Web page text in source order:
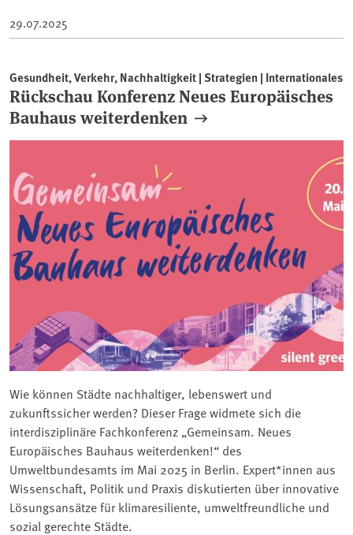
29.07.2025
Gesundheit, Verkehr, Nachhaltigkeit | Strategien | Internationales
Rückschau Konferenz Neues Europäisches
Bauhaus weiterdenken
Wie können Städte nachhaltiger, lebenswert und
zukunftssicher werden? Dieser Frage widmete sich die
interdisziplinäre Fachkonferenz „Gemeinsam. Neues
Europäisches Bauhaus weiterdenken!“ des
Umweltbundesamts im Mai 2025 in Berlin. Expert*innen aus
Wissenschaft, Politik und Praxis diskutierten über innovative
Lösungsansätze für klimaresiliente, umweltfreundliche und
sozial gerechte Städte.